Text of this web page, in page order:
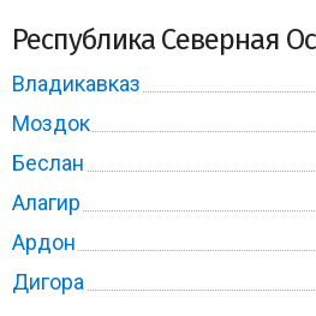
Республика Северная
Владикавказ
Моздок
Беслан
Алагир
Ардон
Дигора